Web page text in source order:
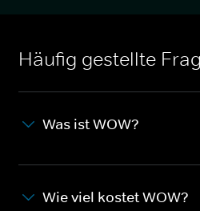
Häufig gestellte
Was ist WOW?
Wie viel kostet WOW?